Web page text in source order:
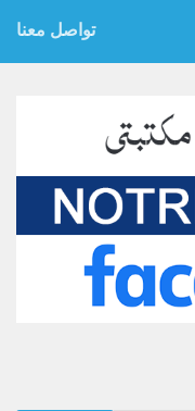
تواصل معنا